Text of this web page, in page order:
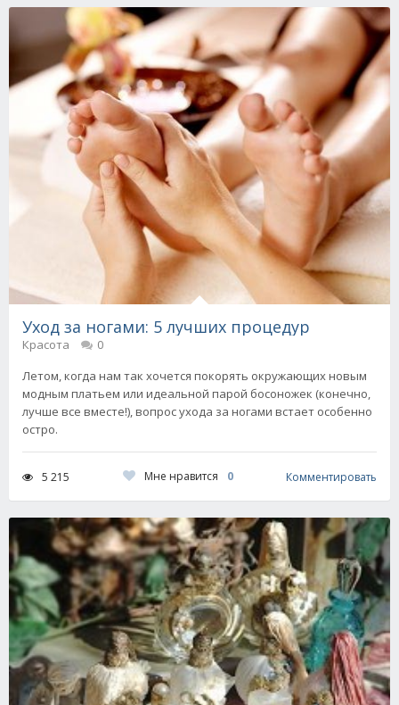
Уход за ногами: 5 лучших процедур
Красота
0
Летом, когда нам так хочется покорять окружающих новым
модным платьем или идеальной парой босоножек (конечно,
лучше все вместе!), вопрос ухода за ногами встает особенно
остро.
5 215 Мне нравится 0 Комментировать